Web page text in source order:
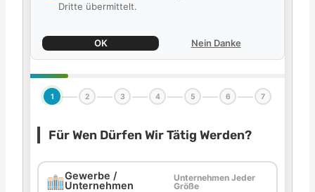
Dritte übermittelt.
OK Nein Danke
1 2 3 4 5 6 7
Für Wen Dürfen Wir Tätig Werden?
Gewerbe /
Unternehmen
Unternehmen Jeder
Größe